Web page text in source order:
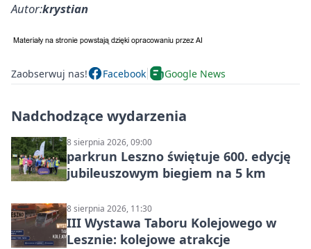
Autor:krystian
Zaobserwuj nas! Facebook Google News
Nadchodzące wydarzenia
8 sierpnia 2026, 09:00
parkrun Leszno świętuje 600. edycję
jubileuszowym biegiem na 5 km
8 sierpnia 2026, 11:30
III Wystawa Taboru Kolejowego w
Lesznie: kolejowe atrakcje